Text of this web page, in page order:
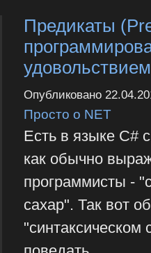
Предикаты
удовольствием
Опубликовано
Просто о NET
Есть в языке С#
как обычно
программисты -
сахар". Так вот
"синтаксическом